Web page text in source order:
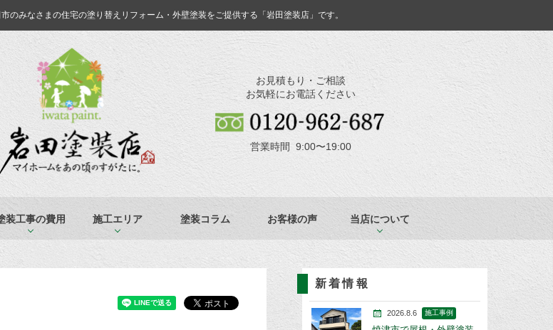
のみなさまの住宅の塗り替えリフォーム・外壁塗装をご提供する「岩田塗装店」です。
お見積もり・ご相談
お気軽にお電話ください
営業時間 9:00〜19:00
装工事の費用 施工エリア 塗装コラム お客様の声 当店について
新着情報
2026.8.6 施工事例